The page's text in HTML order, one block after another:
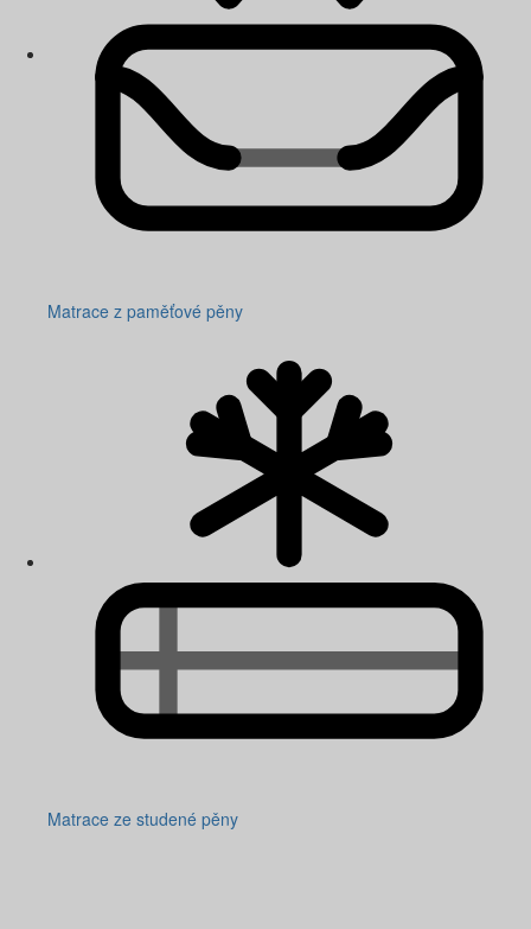
Matrace z paměťové pěny
Matrace ze studené pěny